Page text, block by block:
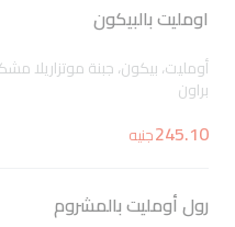
اومليت بالبيكون
أومليت، بيكون، جبنة موتزاريلا
براون
245.10جنيه
رول أومليت بالمشروم